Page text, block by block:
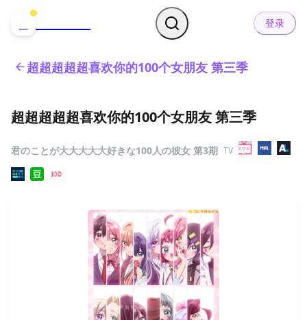
登录
超超超超超喜欢你的100个女朋友 第三季
超超超超超喜欢你的100个女朋友 第三季
君のことが大大大大大好きな100人の彼女 第3期 TV